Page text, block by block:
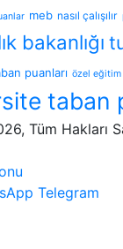
meb nasıl çalışılır
bakanlığı
puanları özel
taban
Tüm Hakları
Telegram